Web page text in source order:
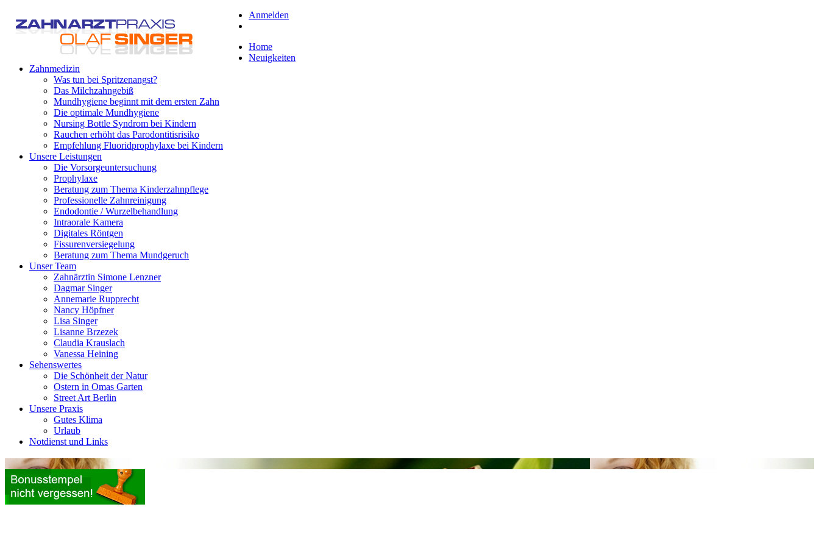
Anmelden
Home
Neuigkeiten
Zahnmedizin
Was tun bei Spritzenangst?
Das Milchzahngebiß
Mundhygiene beginnt mit dem ersten Zahn
Die optimale Mundhygiene
Nursing Bottle Syndrom bei Kindern
Rauchen erhöht das Parodontitisrisiko
Empfehlung Fluoridprophylaxe bei Kindern
Unsere Leistungen
Die Vorsorgeuntersuchung
Prophylaxe
Beratung zum Thema Kinderzahnpflege
Professionelle Zahnreinigung
Endodontie / Wurzelbehandlung
Intraorale Kamera
Digitales Röntgen
Fissurenversiegelung
Beratung zum Thema Mundgeruch
Unser Team
Zahnärztin Simone Lenzner
Dagmar Singer
Annemarie Rupprecht
Nancy Höpfner
Lisa Singer
Lisanne Brzezek
Claudia Krauslach
Vanessa Heining
Sehenswertes
Die Schönheit der Natur
Ostern in Omas Garten
Street Art Berlin
Unsere Praxis
Gutes Klima
Urlaub
Notdienst und Links